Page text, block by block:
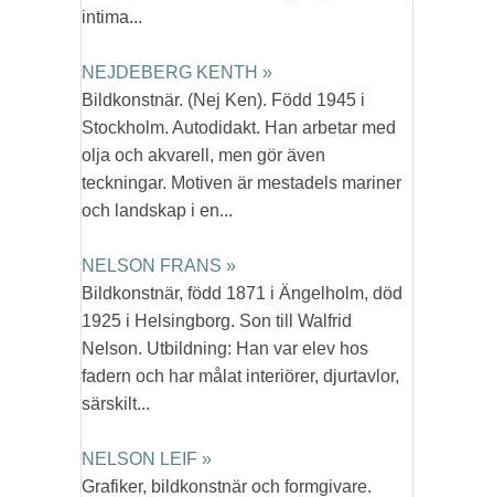
intima...
NEJDEBERG KENTH »
Bildkonstnär. (Nej Ken). Född 1945 i
Stockholm. Autodidakt. Han arbetar med
olja och akvarell, men gör även
teckningar. Motiven är mestadels mariner
och landskap i en...
NELSON FRANS »
Bildkonstnär, född 1871 i Ängelholm, död
1925 i Helsingborg. Son till Walfrid
Nelson. Utbildning: Han var elev hos
fadern och har målat interiörer, djurtavlor,
särskilt...
NELSON LEIF »
Grafiker, bildkonstnär och formgivare.